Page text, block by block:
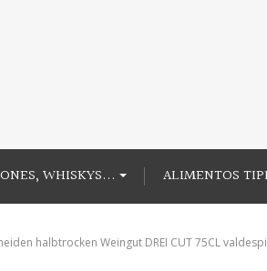
WHISKYS... ALIMENTOS
halbtrocken Weingut DREI CUT 75CL